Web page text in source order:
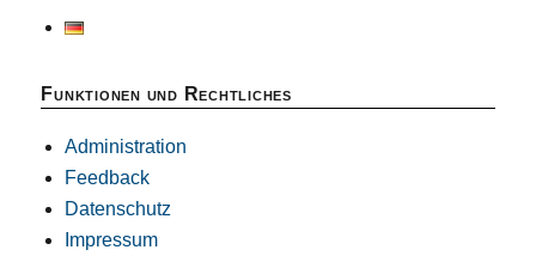
Funktionen und Rechtliches
Administration
Feedback
Datenschutz
Impressum